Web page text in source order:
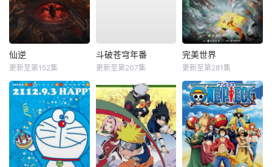
仙逆
更新至第152集
斗破苍穹年番
更新至第207集
完美世界
更新至第281集